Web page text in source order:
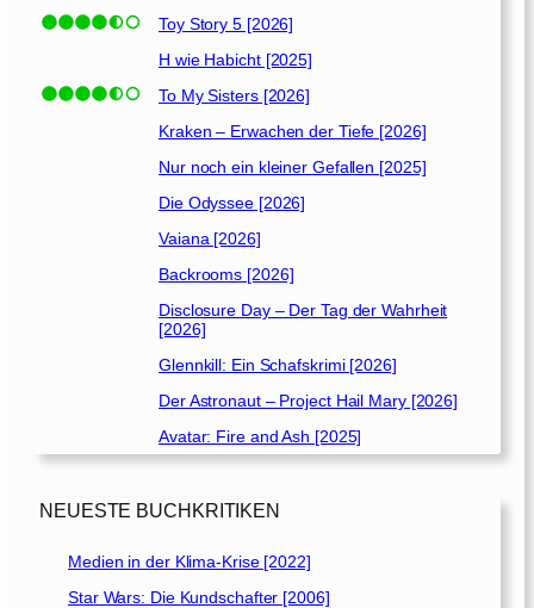
Toy Story 5 [2026]
H wie Habicht [2025]
To My Sisters [2026]
Kraken – Erwachen der Tiefe [2026]
Nur noch ein kleiner Gefallen [2025]
Die Odyssee [2026]
Vaiana [2026]
Backrooms [2026]
Disclosure Day – Der Tag der Wahrheit
[2026]
Glennkill: Ein Schafskrimi [2026]
Der Astronaut – Project Hail Mary [2026]
Avatar: Fire and Ash [2025]
NEUESTE BUCHKRITIKEN
Medien in der Klima-Krise [2022]
Star Wars: Die Kundschafter [2006]